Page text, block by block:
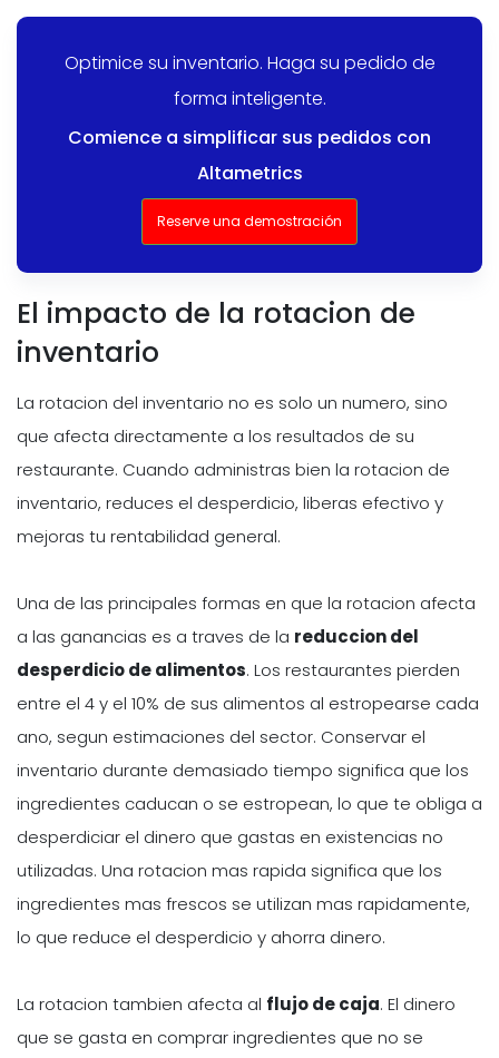
Optimice su inventario. Haga su pedido de
forma inteligente.
Comience a simplificar sus pedidos con
Altametrics
Reserve una demostración
El impacto de la rotacion de
inventario
La rotacion del inventario no es solo un numero, sino
que afecta directamente a los resultados de su
restaurante. Cuando administras bien la rotacion de
inventario, reduces el desperdicio, liberas efectivo y
mejoras tu rentabilidad general.
Una de las principales formas en que la rotacion afecta
a las ganancias es a traves de la reduccion del
desperdicio de alimentos. Los restaurantes pierden
entre el 4 y el 10% de sus alimentos al estropearse cada
ano, segun estimaciones del sector. Conservar el
inventario durante demasiado tiempo significa que los
ingredientes caducan o se estropean, lo que te obliga a
desperdiciar el dinero que gastas en existencias no
utilizadas. Una rotacion mas rapida significa que los
ingredientes mas frescos se utilizan mas rapidamente,
lo que reduce el desperdicio y ahorra dinero.
La rotacion tambien afecta al flujo de caja. El dinero
que se gasta en comprar ingredientes que no se